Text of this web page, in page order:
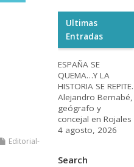
Editorial-
Ultimas
Entradas
ESPAÑA SE
QUEMA…Y LA
HISTORIA SE REPITE.
Alejandro Bernabé,
geógrafo y
concejal en Rojales
4 agosto, 2026
Search